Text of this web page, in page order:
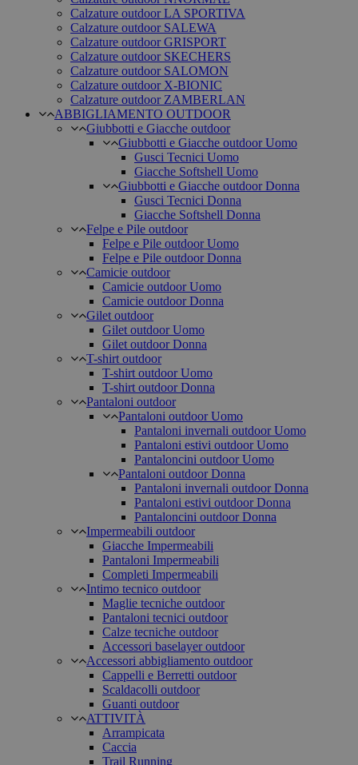
Calzature outdoor LA SPORTIVA
Calzature outdoor SALEWA
Calzature outdoor GRISPORT
Calzature outdoor SKECHERS
Calzature outdoor SALOMON
Calzature outdoor X-BIONIC
Calzature outdoor ZAMBERLAN
ABBIGLIAMENTO OUTDOOR
Giubbotti e Giacche outdoor
Giubbotti e Giacche outdoor Uomo
Gusci Tecnici Uomo
Giacche Softshell Uomo
Giubbotti e Giacche outdoor Donna
Gusci Tecnici Donna
Giacche Softshell Donna
Felpe e Pile outdoor
Felpe e Pile outdoor Uomo
Felpe e Pile outdoor Donna
Camicie outdoor
Camicie outdoor Uomo
Camicie outdoor Donna
Gilet outdoor
Gilet outdoor Uomo
Gilet outdoor Donna
T-shirt outdoor
T-shirt outdoor Uomo
T-shirt outdoor Donna
Pantaloni outdoor
Pantaloni outdoor Uomo
Pantaloni invernali outdoor Uomo
Pantaloni estivi outdoor Uomo
Pantaloncini outdoor Uomo
Pantaloni outdoor Donna
Pantaloni invernali outdoor Donna
Pantaloni estivi outdoor Donna
Pantaloncini outdoor Donna
Impermeabili outdoor
Giacche Impermeabili
Pantaloni Impermeabili
Completi Impermeabili
Intimo tecnico outdoor
Maglie tecniche outdoor
Pantaloni tecnici outdoor
Calze tecniche outdoor
Accessori baselayer outdoor
Accessori abbigliamento outdoor
Cappelli e Berretti outdoor
Scaldacolli outdoor
Guanti outdoor
ATTIVITÀ
Arrampicata
Caccia
Trail Running